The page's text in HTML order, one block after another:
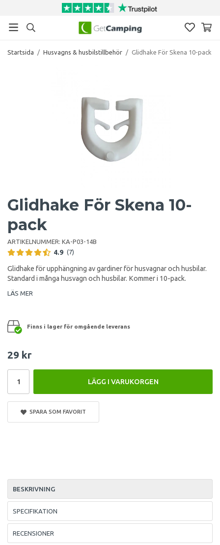
Startsida / Husvagns & husbilstillbehör / Glidhake För Skena 10-pack
Glidhake För Skena 10-
pack
ARTIKELNUMMER: KA-P03-14B
4.9 (7)
Glidhake för upphängning av gardiner för husvagnar och husbilar.
Standard i många husvagn och husbilar. Kommer i 10-pack.
LÄS MER
Finns i lager för omgående leverans
29 kr
LÄGG I VARUKORGEN
SPARA SOM FAVORIT
BESKRIVNING
SPECIFIKATION
RECENSIONER